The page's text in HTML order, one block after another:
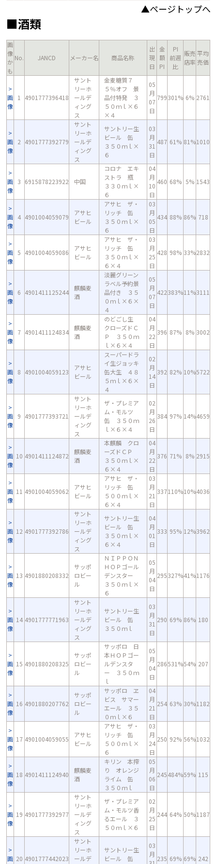
▲ページトップへ
■酒類
画
像
か
も
No. JANCD メーカー名 商品名称
出
現
日
金
額
PI
PI
前週
比
販売
店率
平均
売価
画
像
1 4901777396418
サント
リーホ
ールデ
ィング
ス
金麦糖質７
５％オフ 景
品付特発 ３
５０ｍｌ×６
×４
05
月
07
日
799301% 6% 2761
画
像
2 4901777392779
サント
リーホ
ールデ
ィング
ス
サントリー生
ビール 缶
３５０ｍｌ×
６
03
月
31
日
487 61% 81%1010
画
像
3 6915878223922 中国
コロナ エキ
ストラ 瓶
３３０ｍｌ×
６
04
月
10
日
460 68% 5% 1543
画
像
4 4901004059079
アサヒ
ビール
アサヒ ザ・
リッチ 缶
３５０ｍｌ×
６
03
月
05
日
434 88% 86% 718
画
像
5 4901004059086
アサヒ
ビール
アサヒ ザ・
リッチ 缶
３５０ｍｌ×
６×４
03
月
25
日
428 98% 33%2832
画
像
6 4901411125244
麒麟麦
酒
淡麗グリーン
ラベル予約景
品付き ３５
０ｍｌ×６×
４
05
月
07
日
422383%11%3111
画
像
7 4901411124834
麒麟麦
酒
のどごし生
クローズドＣ
Ｐ ３５０ｍ
ｌ×６×４
04
月
22
日
396 87% 8% 3002
画
像
8 4901004059123
アサヒ
ビール
スーパードラ
イ生ジョッキ
缶大生 ４８
５ｍｌ×６×
４
02
月
14
日
392 82% 10%5722
画
像
9 4901777393721
サント
リーホ
ールデ
ィング
ス
ザ・プレミア
ム・モルツ
缶 ３５０ｍ
ｌ×６×４
02
月
26
日
384 97% 14%4659
画
像
10 4901411124872
麒麟麦
酒
本麒麟 クロ
ーズドＣＰ
３５０ｍｌ×
６×４
04
月
22
日
376 71% 8% 2915
画
像
11 4901004059062
アサヒ
ビール
アサヒ ザ・
リッチ 缶
５００ｍｌ×
６×４
03
月
21
日
337110%10%4036
画
像
12 4901777392786
サント
リーホ
ールデ
ィング
ス
サントリー生
ビール 缶
３５０ｍｌ×
６×４
04
月
01
日
333 95% 12%3962
画
像
13 4901880208332
サッポ
ロビー
ル
ＮＩＰＰＯＮ
ＨＯＰゴール
デンスター
３５０ｍｌ×
６
05
月
04
日
295327%41%1176
画
像
14 4901777771963
サント
リーホ
ールデ
ィング
ス
サントリー生
ビール 缶
３５０ｍｌ
03
月
31
日
290 69% 86% 180
画
像
15 4901880208325
サッポ
ロビー
ル
サッポロ 日
本ＨＯＰゴー
ルデンスタ
ー ３５０ｍ
ｌ
05
月
04
日
286531%54% 207
画
像
16 4901880207762
サッポ
ロビー
ル
サッポロ ヱ
ビス サマー
エール ３５
０ｍｌ×６
04
月
21
日
254 63% 30%1182
画
像
17 4901004059055
アサヒ
ビール
アサヒ ザ・
リッチ 缶
５００ｍｌ×
６
03
月
24
日
250 92% 56%1032
画
像
18 4901411124940
麒麟麦
酒
キリン 本搾
り オレンジ
ライム 缶
３５０ｍｌ
05
月
06
日
245484%59% 115
画
像
19 4901777392977
サント
リーホ
ールデ
ィング
ス
ザ・プレミア
ム・モルツ香
るエール ３
５０ｍｌ×６
02
月
25
日
244 64% 50%1187
画 20 4901777442023
サント
リーホ
ールデ
サントリー生
ビール 缶
03
月
235 69% 69% 242